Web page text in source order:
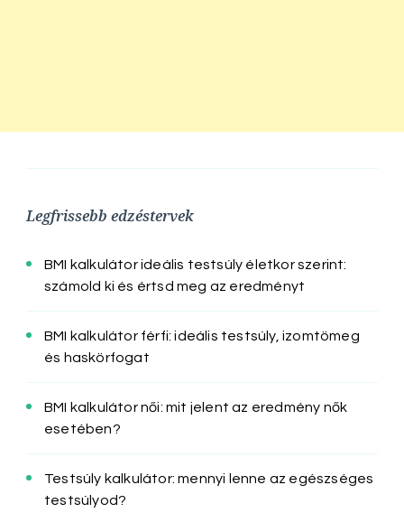
Legfrissebb edzéstervek
BMI kalkulátor ideális testsúly életkor szerint:
számold ki és értsd meg az eredményt
BMI kalkulátor férfi: ideális testsúly, izomtömeg
és haskörfogat
BMI kalkulátor női: mit jelent az eredmény nők
esetében?
Testsúly kalkulátor: mennyi lenne az egészséges
testsúlyod?